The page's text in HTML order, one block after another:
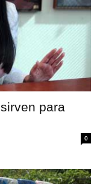
para
0